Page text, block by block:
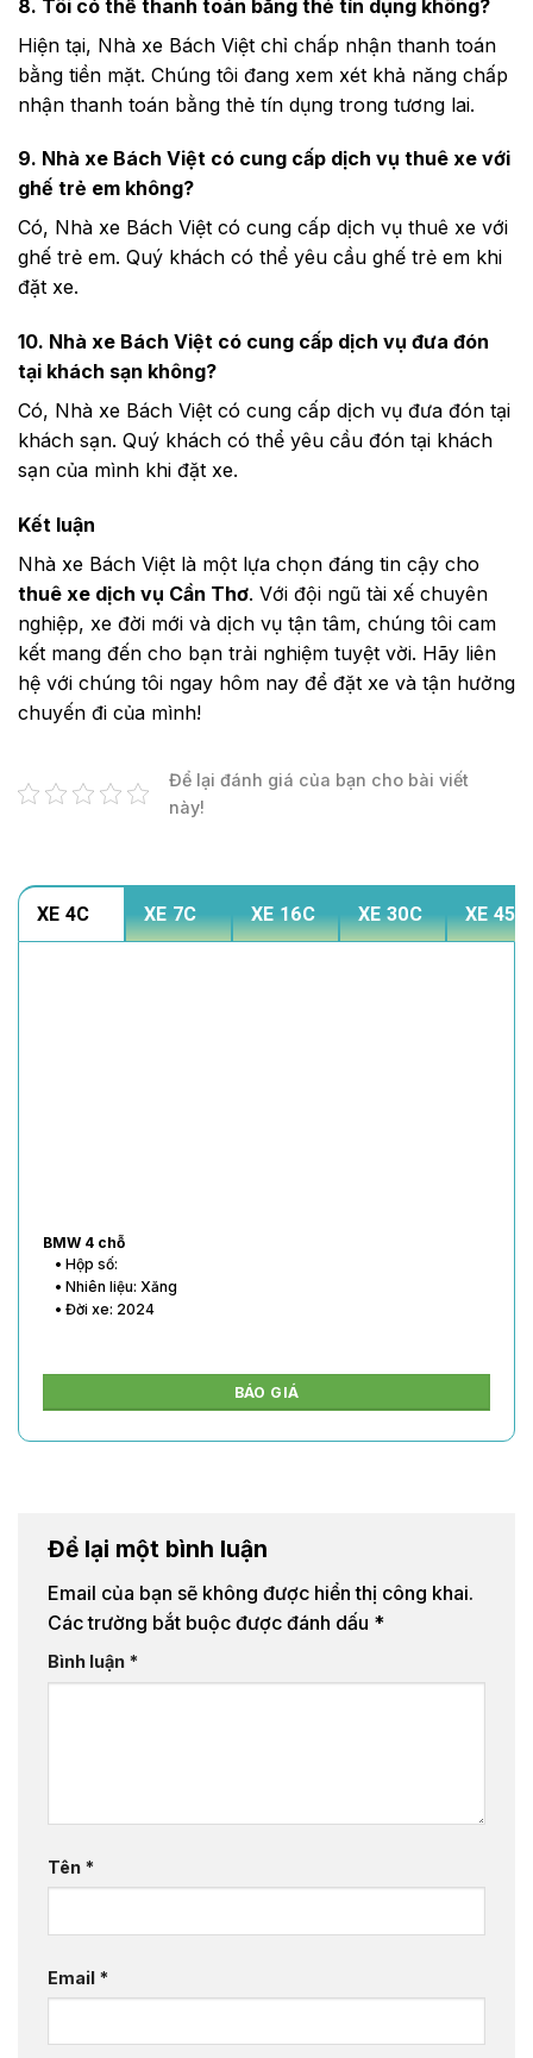
8. Tôi có thể thanh toán bằng thẻ tín dụng không?
Hiện tại, Nhà xe Bách Việt chỉ chấp nhận thanh toán
bằng tiền mặt. Chúng tôi đang xem xét khả năng chấp
nhận thanh toán bằng thẻ tín dụng trong tương lai.
9. Nhà xe Bách Việt có cung cấp dịch vụ thuê xe với
ghế trẻ em không?
Có, Nhà xe Bách Việt có cung cấp dịch vụ thuê xe với
ghế trẻ em. Quý khách có thể yêu cầu ghế trẻ em khi
đặt xe.
10. Nhà xe Bách Việt có cung cấp dịch vụ đưa đón
tại khách sạn không?
Có, Nhà xe Bách Việt có cung cấp dịch vụ đưa đón tại
khách sạn. Quý khách có thể yêu cầu đón tại khách
sạn của mình khi đặt xe.
Kết luận
Nhà xe Bách Việt là một lựa chọn đáng tin cậy cho
thuê xe dịch vụ Cần Thơ. Với đội ngũ tài xế chuyên
nghiệp, xe đời mới và dịch vụ tận tâm, chúng tôi cam
kết mang đến cho bạn trải nghiệm tuyệt vời. Hãy liên
hệ với chúng tôi ngay hôm nay để đặt xe và tận hưởng
chuyến đi của mình!
Để lại đánh giá của bạn cho bài viết
này!
XE 4C XE 7C XE 16C XE 30C XE 45C
BMW 4 chỗ
• Hộp số:
• Nhiên liệu: Xăng
• Đời xe: 2024
BÁO GIÁ
Để lại một bình luận
Email của bạn sẽ không được hiển thị công khai.
Các trường bắt buộc được đánh dấu *
Bình luận *
Tên *
Email *